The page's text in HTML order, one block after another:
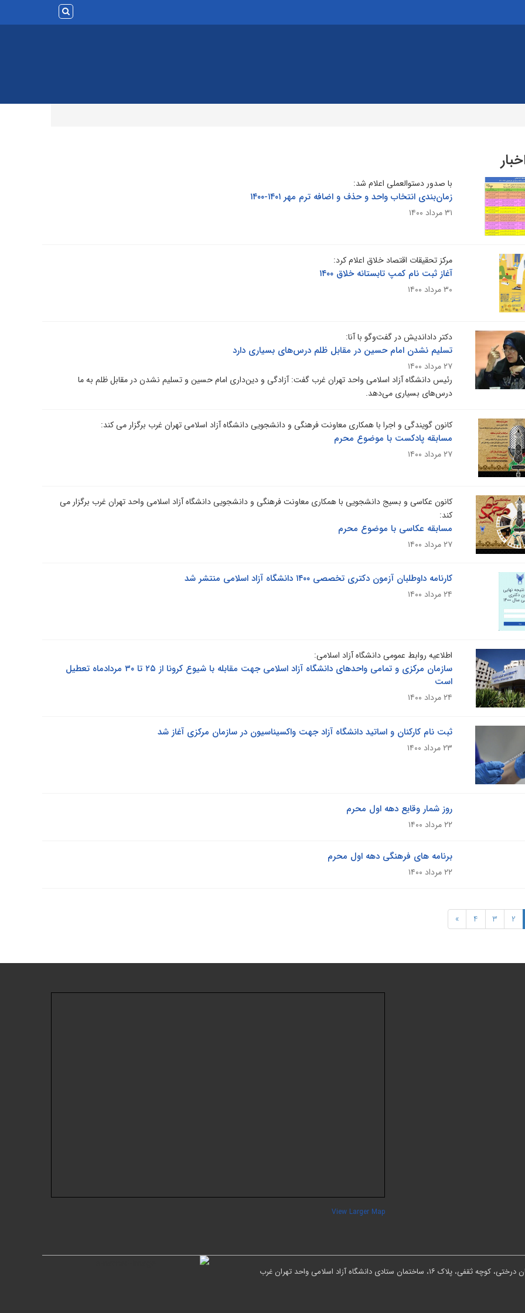
با صدور دستوالعملی اعلام شد:
زمان‌بندی انتخاب واحد و حذف و اضافه ترم مهر ۱۴۰۱-۱۴۰۰
۳۱ مرداد ۱۴۰۰
مرکز تحقیقات اقتصاد خلاق اعلام کرد:
آغاز ثبت نام کمپ تابستانه خلاق ۱۴۰۰
۳۰ مرداد ۱۴۰۰
دکتر داداندیش در گفت‌وگو با آنا:
تسلیم نشدن امام حسین در مقابل ظلم درس‌های بسیاری دارد
۲۷ مرداد ۱۴۰۰
رئیس دانشگاه آزاد اسلامی واحد تهران غرب گفت: آزادگی و دین‌داری امام حسین و تسلیم نشدن در مقابل ظلم به ما
درس‌های بسیاری می‌دهد.
کانون گویندگی و اجرا با همکاری معاونت فرهنگی و دانشجویی دانشگاه آزاد اسلامی تهران غرب برگزار می کند:
مسابقه پادکست با موضوع محرم
۲۷ مرداد ۱۴۰۰
کانون عکاسی و بسیج دانشجویی با همکاری معاونت فرهنگی و دانشجویی دانشگاه آزاد اسلامی واحد تهران غرب برگزار می
کند:
مسابقه عکاسی با موضوع محرم
۲۷ مرداد ۱۴۰۰
کارنامه داوطلبان آزمون دکتری تخصصی ۱۴۰۰ دانشگاه آزاد اسلامی منتشر شد
۲۴ مرداد ۱۴۰۰
اطلاعیه روابط عمومی دانشگاه آزاد اسلامی:
سازمان مرکزی و تمامی واحدهای دانشگاه آزاد اسلامی جهت مقابله با شیوع کرونا از ۲۵ تا ۳۰ مردادماه تعطیل
است
۲۴ مرداد ۱۴۰۰
ثبت نام کارکنان و اساتید دانشگاه آزاد جهت واکسیناسیون در سازمان مرکزی آغاز شد
۲۳ مرداد ۱۴۰۰
روز شمار وقایع دهه اول محرم
۲۲ مرداد ۱۴۰۰
برنامه های فرهنگی دهه اول محرم
۲۲ مرداد ۱۴۰۰
2
3
4
»
View Larger Map
ستادی دانشگاه آزاد اسلامی واحد تهران غرب